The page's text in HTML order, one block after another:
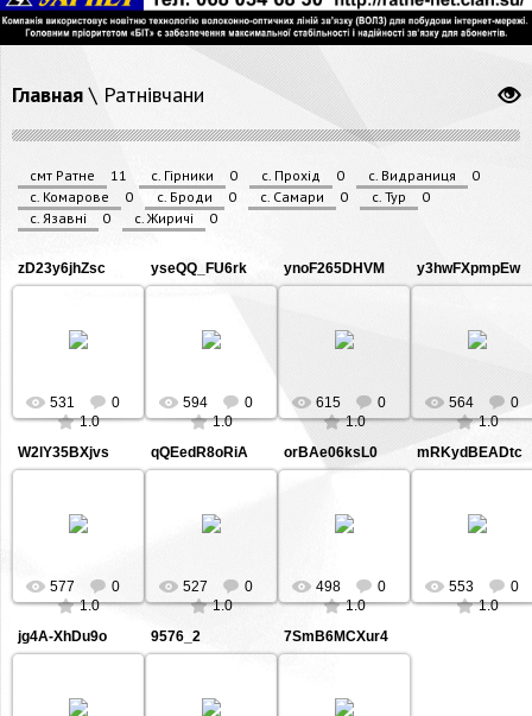
Главная\ Ратнівчани
смт Ратне 11 с. Гірники 0 с. Прохід 0 с. Видраниця
0
c. Комарове
0 с. Броди 0 с. Самари 0 с. Тур
0
с. Язавні
0 с. Жиричі 0
zD23y6jhZsc
11
531
0
1.0
yseQQ_FU6rk
10
594
0
1.0
ynoF265DHVM
9
615
0
1.0
y3hwFXpmpEw
8
564
0
1.0
W2lY35BXjvs
7
577
0
1.0
qQEedR8oRiA
6
527
0
1.0
orBAe06ksL0
5
498
0
1.0
mRKydBEADtc
4
553
0
1.0
jg4A-XhDu9o
3
9576_2
2
7SmB6MCXur4
1